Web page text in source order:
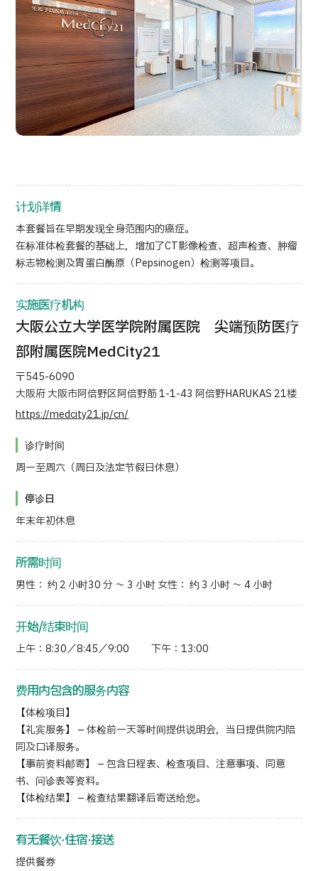
面向国际患者
关于日本医疗
就诊流程
医疗项目检索
按部位・疾病搜索
按检查・术式・
新闻
面向医疗机构
运营公司
个人信息保护政策
公司指南与政策
JTB治理
日语 英语
计划详情
本套餐旨在早期发现全身范围内的癌症。
在标准体检套餐的基础上，增加了CT影像检查、超声检查、肿瘤
标志物检测及胃蛋白酶原（Pepsinogen）检测等项目。
实施医疗机构
大阪公立大学医学院附属医院 尖端预防医疗
部附属医院MedCity21
〒545-6090
大阪府 大阪市阿倍野区阿倍野筋 1-1-43 阿倍野HARUKAS 21楼
https://medcity21.jp/cn/
诊疗时间
周一至周六（周日及法定节假日休息）
停诊日
年末年初休息
所需时间
男性： 约 2 小时30 分 ～ 3 小时 女性： 约 3 小时 ～ 4 小时
开始/结束时间
上午：8:30／8:45／9:00 下午：13:00
费用内包含的服务内容
【体检项目】
【礼宾服务】 – 体检前一天等时间提供说明会，当日提供院内陪
同及口译服务。
【事前资料邮寄】 – 包含日程表、检查项目、注意事项、同意
书、问诊表等资料。
【体检结果】 – 检查结果翻译后寄送给您。
有无餐饮·住宿·接送
提供餐券